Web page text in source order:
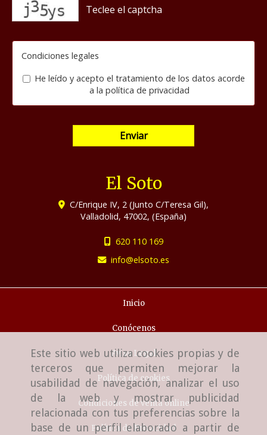
Este sitio web utiliza cookies propias y de
terceros que permiten mejorar la
usabilidad de navegación, analizar el uso
de la web y mostrar publicidad
relacionada con tus preferencias sobre la
base de un perfil elaborado a partir de
Condiciones legales
He leído y acepto el tratamiento de los datos acorde
a la política de privacidad
Enviar
El Soto
C/Enrique IV, 2 (Junto C/Teresa Gil),
Valladolid, 47002, (España)
620 110 169
info
elsoto.es
Inicio
Conócenos
Aviso Legal
Política de cookies
Condiciones de venta online
Política de Privacidad